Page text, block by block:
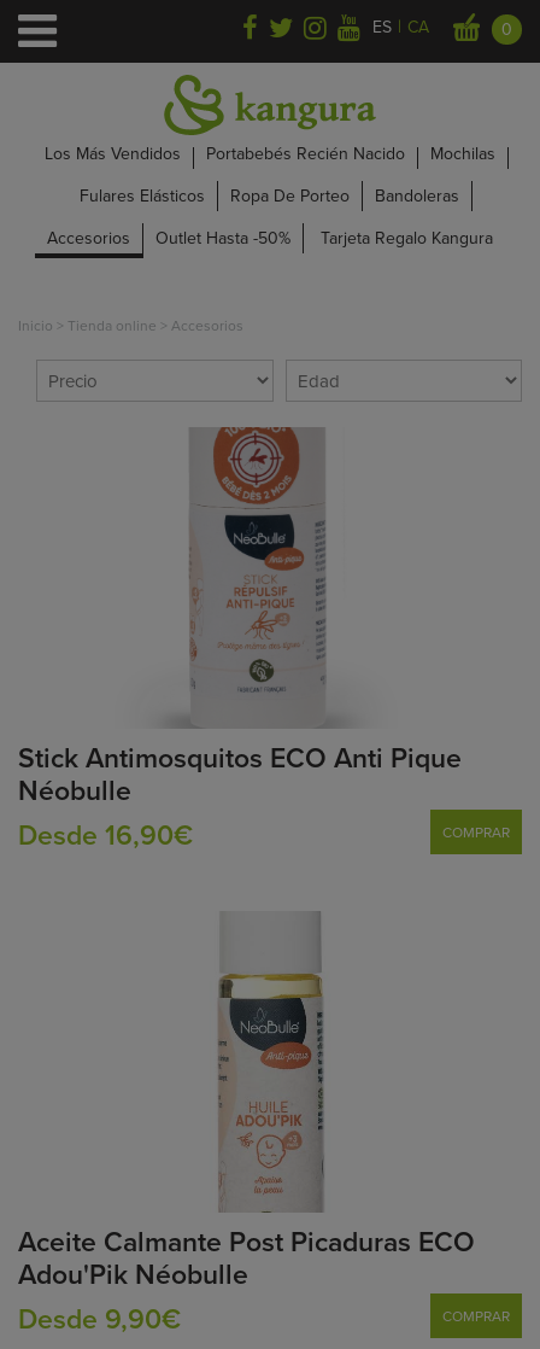
ES | CA 0
Los Más Vendidos Portabebés Recién Nacido
Mochilas
Fulares Elásticos
Ropa De Porteo
Bandoleras
Accesorios
Outlet Hasta -50% Tarjeta Regalo Kangura
Inicio > Tienda online > Accesorios
Stick Antimosquitos ECO Anti Pique
Néobulle
Desde 16,90€
COMPRAR
Aceite Calmante Post Picaduras ECO
Adou'Pik Néobulle
Desde 9,90€
COMPRAR